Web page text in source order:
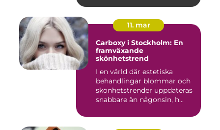
11. mar
Carboxy i Stockholm: En
framväxande
skönhetstrend
I en värld där estetiska
behandlingar blommar och
skönhetstrender uppdateras
snabbare än någonsin, h...